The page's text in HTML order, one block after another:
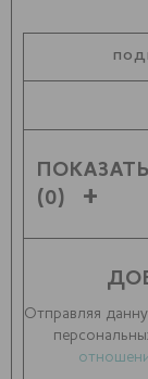
(0)
Отправляя